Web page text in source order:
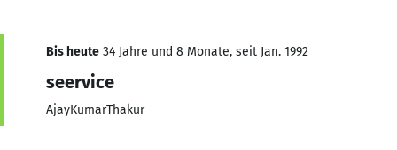
Bis heute 34 Jahre und 8 Monate, seit Jan. 1992
seervice
AjayKumarThakur